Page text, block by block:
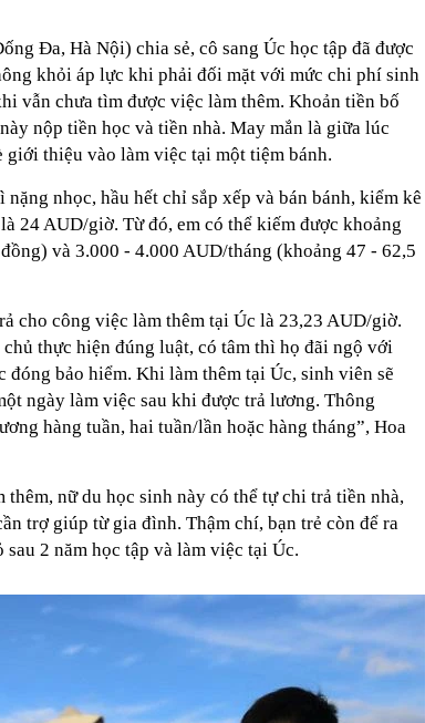
Đa, Hà Nội) chia sẻ, cô sang Úc học tập đã được
khỏi áp lực khi phải đối mặt với mức chi phí sinh
vẫn chưa tìm được việc làm thêm. Khoản tiền bố
nộp tiền học và tiền nhà. May mắn là giữa lúc
giới thiệu vào làm việc tại một tiệm bánh.
nhọc, hầu hết chỉ sắp xếp và bán bánh, kiểm kê
24 AUD/giờ. Từ đó, em có thể kiếm được khoảng
và 3.000 - 4.000 AUD/tháng (khoảng 47 - 62,5
cho công việc làm thêm tại Úc là 23,23 AUD/giờ.
thực hiện đúng luật, có tâm thì họ đãi ngộ với
đóng bảo hiểm. Khi làm thêm tại Úc, sinh viên sẽ
ngày làm việc sau khi được trả lương. Thông
hàng tuần, hai tuần/lần hoặc hàng tháng”, Hoa
nữ du học sinh này có thể tự chi trả tiền nhà,
trợ giúp từ gia đình. Thậm chí, bạn trẻ còn để ra
2 năm học tập và làm việc tại Úc.